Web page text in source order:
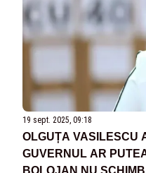
19 sept. 2025, 09:18
OLGUȚA VASILESCU
GUVERNUL AR
BOLOJAN NU